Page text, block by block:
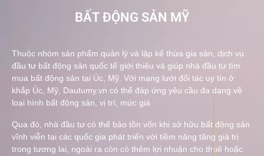
BẤT ĐỘNG SẢN MỸ
Thuộc nhóm sản phẩm quản lý và lập kế thừa gia sản, dịch vụ
đầu tư bất động sản quốc tế giới thiệu và giúp nhà đầu tư tìm
mua bất động sản tại Úc, Mỹ. Với mạng lưới đối tác uy tín ở
khắp Úc, Mỹ, Dautumy.vn có thể đáp ứng yêu cầu đa dạng về
loại hình bất động sản, vị trí, mức giá
Qua đó, nhà đầu tư có thể bảo tồn vốn khi sở hữu bất động sản
vĩnh viễn tại các quốc gia phát triển với tiềm năng tăng giá trị
trong tương lai, ngoài ra còn có thêm lợi nhuận cho thuê hoặc